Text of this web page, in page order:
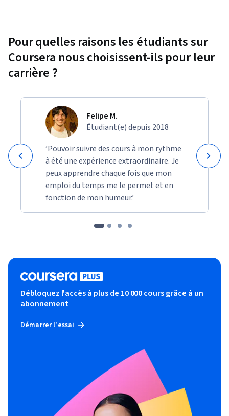
Pour quelles raisons les étudiants sur
Coursera nous choisissent-ils pour leur
carrière ?
Felipe M.
Étudiant(e) depuis 2018
’Pouvoir suivre des cours à mon rythme
à été une expérience extraordinaire. Je
peux apprendre chaque fois que mon
emploi du temps me le permet et en
fonction de mon humeur.’
Débloquez l'accès à plus de 10 000 cours grâce à un
abonnement
Démarrer l'essai